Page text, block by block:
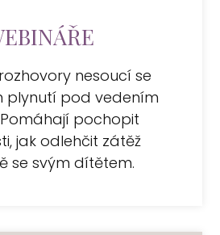
nesoucí se
plynutí pod vedením
pochopit
jak odlehčit zátěž
se svým dítětem.